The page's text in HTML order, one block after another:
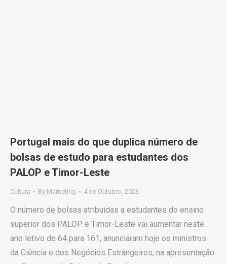
Portugal mais do que duplica número de
bolsas de estudo para estudantes dos
PALOP e Timor-Leste
Cultura By Marketing 4 de Outubro, 2023
O número de bolsas atribuídas a estudantes do ensino
superior dos PALOP e Timor-Leste vai aumentar neste
ano letivo de 64 para 161, anunciaram hoje os ministros
da Ciência e dos Negócios Estrangeiros, na apresentação